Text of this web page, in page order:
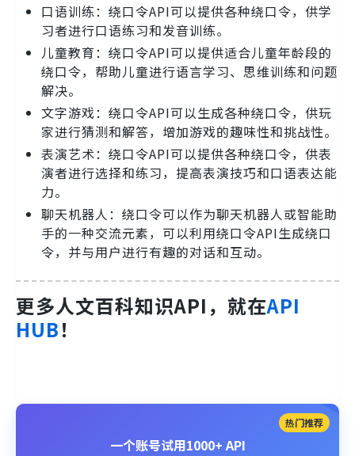
口语训练：绕口令API可以提供各种绕口令，供学
习者进行口语练习和发音训练。
儿童教育：绕口令API可以提供适合儿童年龄段的
绕口令，帮助儿童进行语言学习、思维训练和问题
解决。
文字游戏：绕口令API可以生成各种绕口令，供玩
家进行猜测和解答，增加游戏的趣味性和挑战性。
表演艺术：绕口令API可以提供各种绕口令，供表
演者进行选择和练习，提高表演技巧和口语表达能
力。
聊天机器人：绕口令可以作为聊天机器人或智能助
手的一种交流元素，可以利用绕口令API生成绕口
令，并与用户进行有趣的对话和互动。
更多人文百科知识API，就在API
HUB！
热门推荐
一个账号试用1000+ API